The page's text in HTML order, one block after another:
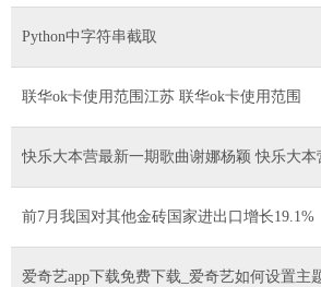
Python中字符串截取
联华ok卡使用范围江苏 联华ok卡使用范围
快乐大本营最新一期歌曲谢娜杨颖 快乐大本
前7月我国对其他金砖国家进出口增长19.1%
爱奇艺app下载免费下载_爱奇艺如何设置主